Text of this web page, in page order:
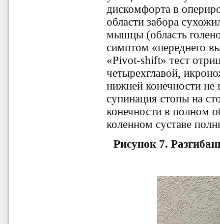
дискомфорта в
области забора
мышцы (область
симптом «переднего
«Pivot-shift» тест
четырехглавой,
нижней конечности не
супинация стопы на
конечности в полном
коленном суставе
Рисунок 7.